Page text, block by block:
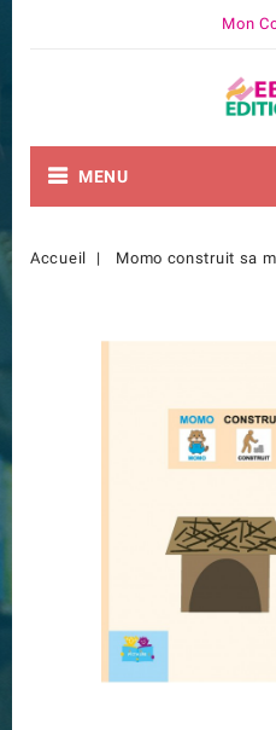
Mon
MENU
Accueil Momo construit sa